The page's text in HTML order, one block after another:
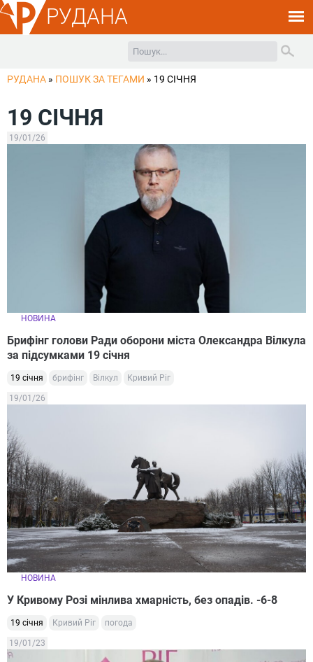
РУДАНА
РУДАНА » ПОШУК ЗА ТЕГАМИ » 19 СІЧНЯ
19 СІЧНЯ
19/01/26
НОВИНА
Брифінг голови Ради оборони міста Олександра Вілкула
за підсумками 19 січня
19 січня брифінг Вілкул Кривий Ріг
19/01/26
НОВИНА
У Кривому Розі мінлива хмарність, без опадів. -6-8
19 січня Кривий Ріг погода
19/01/23